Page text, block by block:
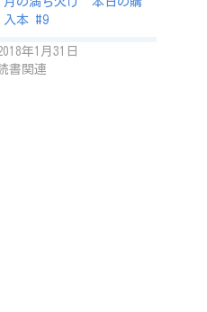
入本 #9
年1月31日
書関連